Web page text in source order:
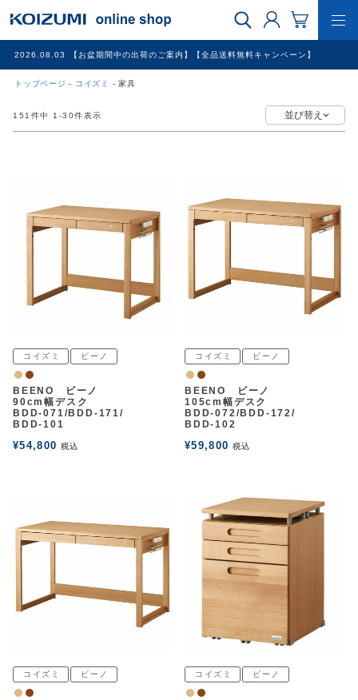
2026.08.03 【お盆期間中の出荷のご案内】【全品送料無料キャンペーン】
トップページ コイズミ 家具
冷暖房家電
151 件中 1 -30件表示
コイズミ ビーノ
ナチュラル
ウォルナット
BEENO ビーノ
90cm幅デスク
BDD-071/BDD-171/
BDD-101
¥54,800 税込
コイズミ ビーノ
ナチュラル
ウォルナット
BEENO ビーノ
105cm幅デスク
BDD-072/BDD-172/
BDD-102
¥59,800 税込
コイズミ ビーノ
ナチュラル
ウォルナット
コイズミ ビーノ
ナチュラル
ウォルナット